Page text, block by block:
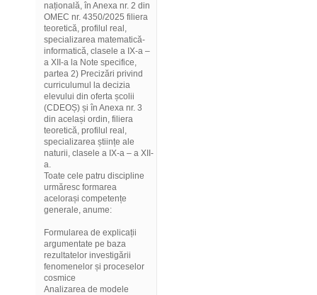
națională, în Anexa nr. 2 din
OMEC nr. 4350/2025 filiera
teoretică, profilul real,
specializarea matematică-
informatică, clasele a IX-a –
a XII-a la Note specifice,
partea 2) Precizări privind
curriculumul la decizia
elevului din oferta școlii
(CDEOȘ) și în Anexa nr. 3
din același ordin, filiera
teoretică, profilul real,
specializarea științe ale
naturii, clasele a IX-a – a XII-
a.
Toate cele patru discipline
urmăresc formarea
acelorași competențe
generale, anume:
Formularea de explicații
argumentate pe baza
rezultatelor investigării
fenomenelor și proceselor
cosmice
Analizarea de modele